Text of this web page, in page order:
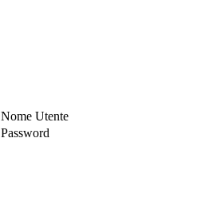
Nome Utente
Password